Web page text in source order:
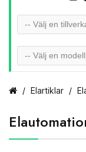
-- Välj en
-- Välj en
Elartiklar